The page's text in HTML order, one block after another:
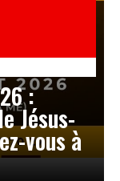
:
Jésus-
vous à